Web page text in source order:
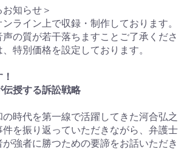
知らせ＞
ライン上で収録・制作しております。
の質が若干落ちますことご了承くださ
特別価格を設定しております。
授する訴訟戦略
時代を第一線で活躍してきた河合弘之
を振り返っていただきながら、弁護士
強者に勝つための要諦をお話いただき